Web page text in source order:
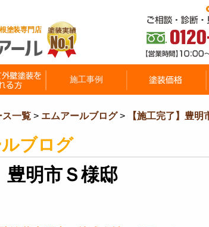
ス一覧 > エムアールブログ> 【施工完了】豊明
ブログ
豊明市Ｓ様邸